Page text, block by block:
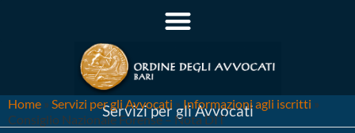
Servizi per gli Avvocati
Home » Servizi per gli Avvocati » Informazioni agli iscritti »
Consiglio Nazionale Forense – Nota DIT